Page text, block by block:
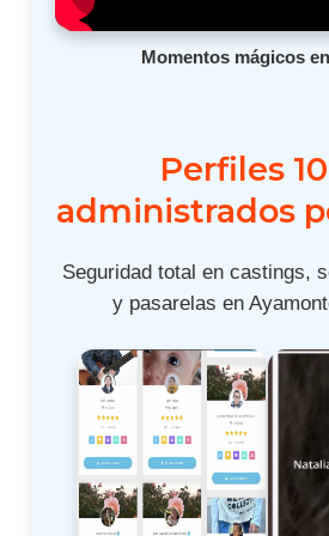
Momentos mágicos
Perfiles
administrados
Seguridad total en castings,
y pasarelas en